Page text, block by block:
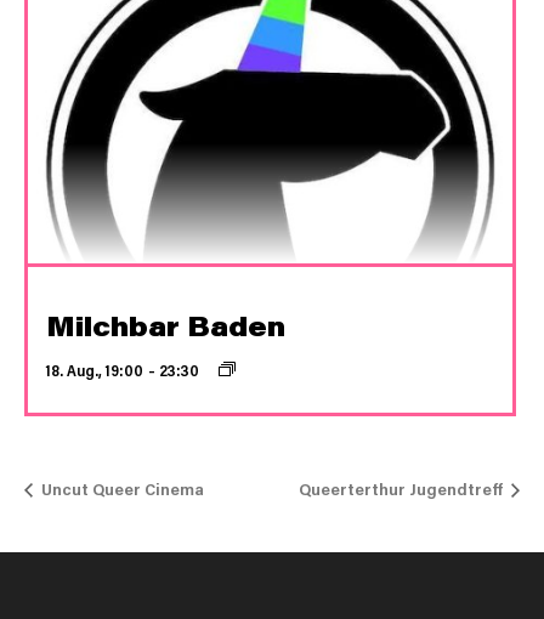
Milchbar Baden
18. Aug., 19:00 – 23:30
Uncut Queer Cinema Queerterthur Jugendtreff